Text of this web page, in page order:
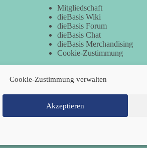
Cookie-Zustimmung verwalten
Akzeptieren
Mitgliedschaft
dieBasis Wiki
dieBasis Forum
dieBasis Chat
dieBasis Merchandising
Cookie-Zustimmung
Mitglied werden Kontakt